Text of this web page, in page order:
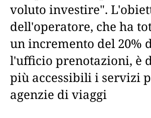
voluto investire".
dell'operatore, che ha
un incremento del 20%
l'ufficio prenotazioni, è
più accessibili i servizi
agenzie di viaggi